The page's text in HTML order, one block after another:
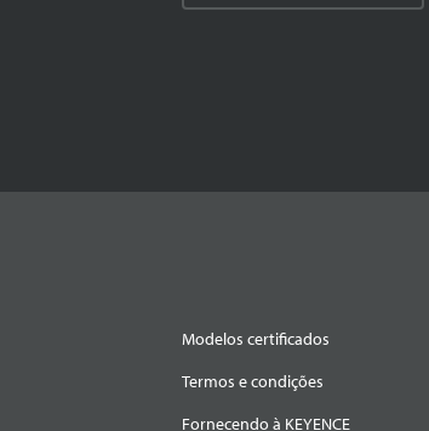
Modelos certificados
Termos e condições
Fornecendo à KEYENCE